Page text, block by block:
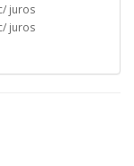
juros
juros